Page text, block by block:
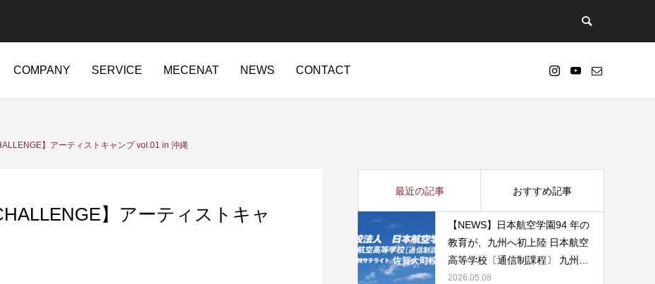
COMPANY SERVICE MECENAT NEWS CONTACT
sd214/www/jp/r/e/gmoserver/2/5/sd0942025/ritajapan.jp/wordpress-4.7.2-ja-jetpack-undernavicontrol/wp-
】アーティストキャンプ vol.01 in 沖縄
】アーティストキャ
最近の記事 おすすめ記事
【NEWS】日本航空学園94 年の
教育が、九州へ初上陸 日本航空
高等学校〔通信制課程〕 九州サ
テライト・佐賀大町校を開校
2026.05.08